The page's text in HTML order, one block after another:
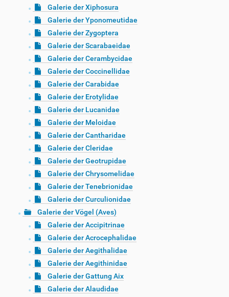
Galerie der Xiphosura
Galerie der Yponomeutidae
Galerie der Zygoptera
Galerie der Scarabaeidae
Galerie der Cerambycidae
Galerie der Coccinellidae
Galerie der Carabidae
Galerie der Erotylidae
Galerie der Lucanidae
Galerie der Meloidae
Galerie der Cantharidae
Galerie der Cleridae
Galerie der Geotrupidae
Galerie der Chrysomelidae
Galerie der Tenebrionidae
Galerie der Curculionidae
Galerie der Vögel (Aves)
Galerie der Accipitrinae
Galerie der Acrocephalidae
Galerie der Aegithalidae
Galerie der Aegithinidae
Galerie der Gattung Aix
Galerie der Alaudidae